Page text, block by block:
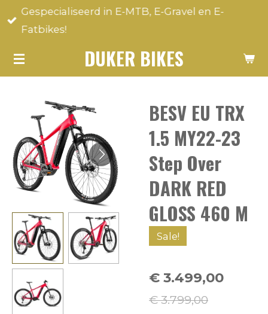
Ga
direct
de
DUKER BIKES
Gespecialiseerd in E-MTB, E-Gravel en E-
Fatbikes!
BESV EU TRX
1.5 MY22-23
Step Over
DARK RED
GLOSS 460 M
Sale!
€ 3.499,00
€ 3.799,00